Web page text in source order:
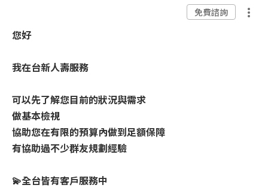
免費諮詢
您好
我在台新人壽服務
可以先了解您目前的狀況與需求
做基本檢視
協助您在有限的預算內做到足額保障
有協助過不少群友規劃經驗
💫全台皆有客戶服務中